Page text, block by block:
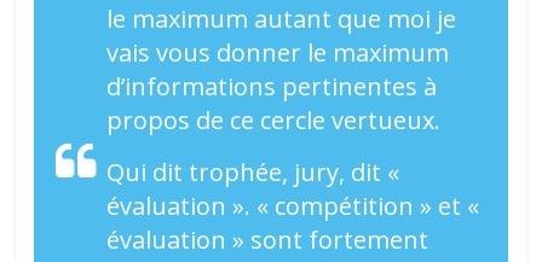
le maximum autant que moi je
vais vous donner le maximum
d’informations pertinentes à
propos de ce cercle vertueux.
Qui dit trophée, jury, dit «
évaluation ». « compétition » et «
évaluation » sont fortement